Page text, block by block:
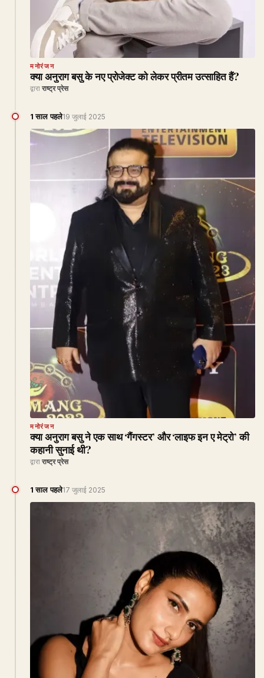
मनोरंजन
क्या अनुराग बसु के नए प्रोजेक्ट को लेकर प्रीतम उत्साहित हैं?
द्वारा राष्ट्र प्रेस
1 साल पहले19 जुलाई 2025
मनोरंजन
क्या अनुराग बसु ने एक साथ ‘गैंगस्टर’ और ‘लाइफ इन ए मेट्रो’ की
कहानी सुनाई थी?
द्वारा राष्ट्र प्रेस
1 साल पहले17 जुलाई 2025